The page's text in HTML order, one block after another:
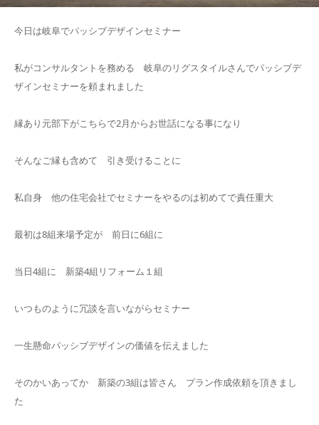
今日は岐阜でパッシブデザインセミナー
私がコンサルタントを務める 岐阜のリグスタイルさんでパッシブデ
ザインセミナーを頼まれました
縁あり元部下がこちらで2月からお世話になる事になり
そんなご縁も含めて 引き受けることに
私自身 他の住宅会社でセミナーをやるのは初めてで責任重大
最初は8組来場予定が 前日に6組に
当日4組に 新築4組リフォーム１組
いつものように冗談を言いながらセミナー
一生懸命パッシブデザインの価値を伝えました
そのかいあってか 新築の3組は皆さん プラン作成依頼を頂きまし
た